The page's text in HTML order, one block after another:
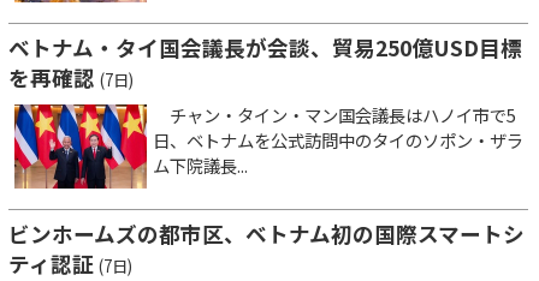
ベトナム・タイ国会議長が会談、貿易250億USD目標
を再確認 (7日)
チャン・タイン・マン国会議長はハノイ市で5
日、ベトナムを公式訪問中のタイのソポン・ザラ
ム下院議長...
ビンホームズの都市区、ベトナム初の国際スマートシ
ティ認証 (7日)